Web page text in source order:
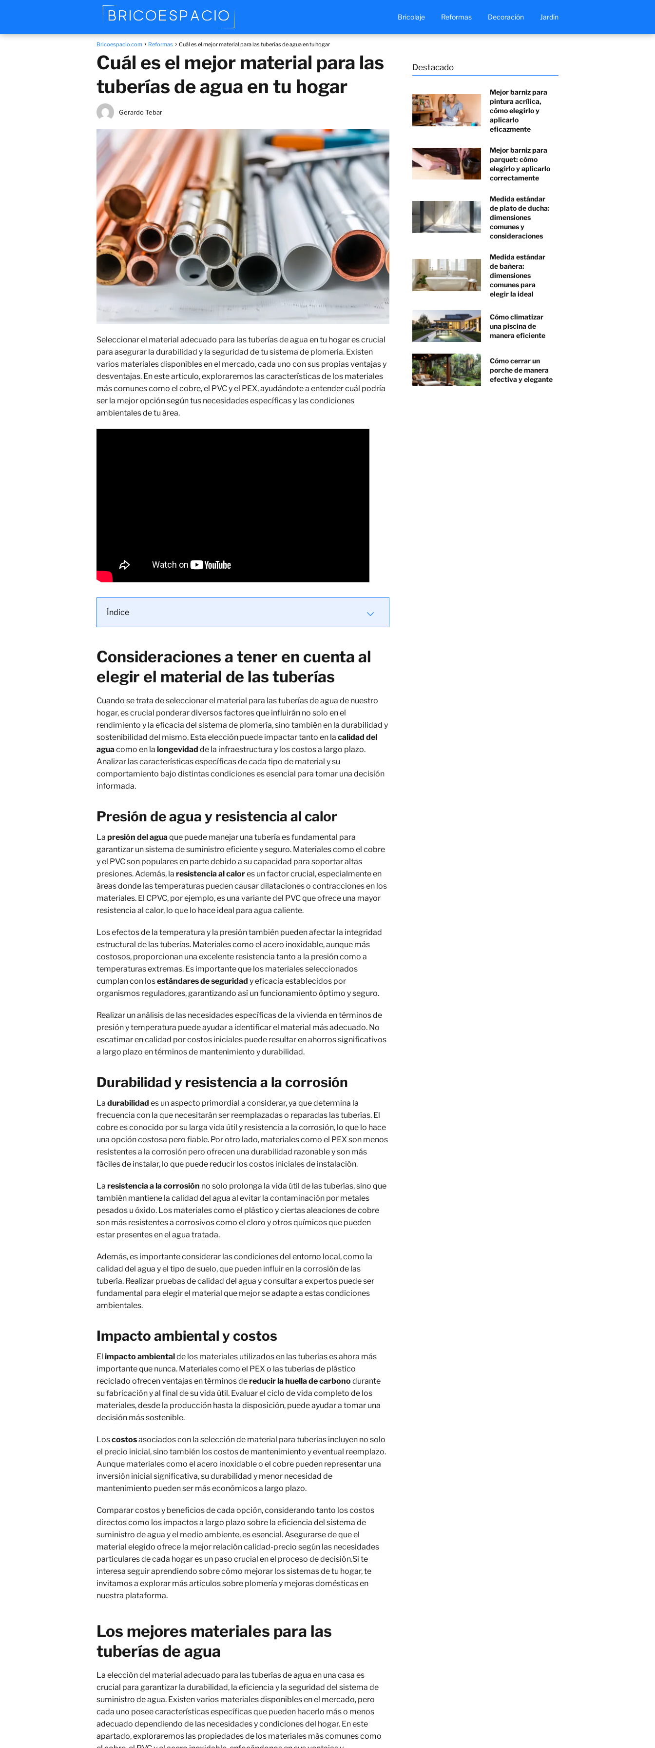
Bricolaje Reformas Decoración Jardín
Bricoespacio.com Reformas Cuál es el mejor material para las tuberías de agua en tu hogar
Cuál es el mejor material para las
tuberías de agua en tu hogar
Gerardo Tebar
Seleccionar el material adecuado para las tuberías de agua en tu hogar es crucial
para asegurar la durabilidad y la seguridad de tu sistema de plomería. Existen
varios materiales disponibles en el mercado, cada uno con sus propias ventajas y
desventajas. En este articulo, exploraremos las características de los materiales
más comunes como el cobre, el PVC y el PEX, ayudándote a entender cuál podría
ser la mejor opción según tus necesidades específicas y las condiciones
ambientales de tu área.
Índice
Consideraciones a tener en cuenta al
elegir el material de las tuberías
Cuando se trata de seleccionar el material para las tuberías de agua de nuestro
hogar, es crucial ponderar diversos factores que influirán no solo en el
rendimiento y la eficacia del sistema de plomería, sino también en la durabilidad y
sostenibilidad del mismo. Esta elección puede impactar tanto en la calidad del
aguacomo en la longevidad de la infraestructura y los costos a largo plazo.
Analizar las características específicas de cada tipo de material y su
comportamiento bajo distintas condiciones es esencial para tomar una decisión
informada.
Presión de agua y resistencia al calor
La presión del aguaque puede manejar una tubería es fundamental para
garantizar un sistema de suministro eficiente y seguro. Materiales como el cobre
y el PVC son populares en parte debido a su capacidad para soportar altas
presiones. Además, la resistencia al calores un factor crucial, especialmente en
áreas donde las temperaturas pueden causar dilataciones o contracciones en los
materiales. El CPVC, por ejemplo, es una variante del PVC que ofrece una mayor
resistencia al calor, lo que lo hace ideal para agua caliente.
Los efectos de la temperatura y la presión también pueden afectar la integridad
estructural de las tuberías. Materiales como el acero inoxidable, aunque más
costosos, proporcionan una excelente resistencia tanto a la presión como a
temperaturas extremas. Es importante que los materiales seleccionados
cumplan con losestándares de seguridad y eficacia establecidos por
organismos reguladores, garantizando así un funcionamiento óptimo y seguro.
Realizar un análisis de las necesidades específicas de la vivienda en términos de
presión y temperatura puede ayudar a identificar el material más adecuado. No
escatimar en calidad por costos iniciales puede resultar en ahorros significativos
a largo plazo en términos de mantenimiento y durabilidad.
Durabilidad y resistencia a la corrosión
La durabilidad es un aspecto primordial a considerar, ya que determina la
frecuencia con la que necesitarán ser reemplazadas o reparadas las tuberías. El
cobre es conocido por su larga vida útil y resistencia a la corrosión, lo que lo hace
una opción costosa pero fiable. Por otro lado, materiales como el PEX son menos
resistentes a la corrosión pero ofrecen una durabilidad razonable y son más
fáciles de instalar, lo que puede reducir los costos iniciales de instalación.
La resistencia a la corrosión no solo prolonga la vida útil de las tuberías, sino que
también mantiene la calidad del agua al evitar la contaminación por metales
pesados u óxido. Los materiales como el plástico y ciertas aleaciones de cobre
son más resistentes a corrosivos como el cloro y otros químicos que pueden
estar presentes en el agua tratada.
Además, es importante considerar las condiciones del entorno local, como la
calidad del agua y el tipo de suelo, que pueden influir en la corrosión de las
tubería. Realizar pruebas de calidad del agua y consultar a expertos puede ser
fundamental para elegir el material que mejor se adapte a estas condiciones
ambientales.
Impacto ambiental y costos
El impacto ambientalde los materiales utilizados en las tuberías es ahora más
importante que nunca. Materiales como el PEX o las tuberías de plástico
reciclado ofrecen ventajas en términos dereducir la huella de carbono durante
su fabricación y al final de su vida útil. Evaluar el ciclo de vida completo de los
materiales, desde la producción hasta la disposición, puede ayudar a tomar una
decisión más sostenible.
Loscostosasociados con la selección de material para tuberías incluyen no solo
el precio inicial, sino también los costos de mantenimiento y eventual reemplazo.
Aunque materiales como el acero inoxidable o el cobre pueden representar una
inversión inicial significativa, su durabilidad y menor necesidad de
mantenimiento pueden ser más económicos a largo plazo.
Comparar costos y beneficios de cada opción, considerando tanto los costos
directos como los impactos a largo plazo sobre la eficiencia del sistema de
suministro de agua y el medio ambiente, es esencial. Asegurarse de que el
material elegido ofrece la mejor relación calidad-precio según las necesidades
particulares de cada hogar es un paso crucial en el proceso de decisión.Si te
interesa seguir aprendiendo sobre cómo mejorar los sistemas de tu hogar, te
invitamos a explorar más artículos sobre plomería y mejoras domésticas en
nuestra plataforma.
Los mejores materiales para las
tuberías de agua
La elección del material adecuado para las tuberías de agua en una casa es
crucial para garantizar la durabilidad, la eficiencia y la seguridad del sistema de
suministro de agua. Existen varios materiales disponibles en el mercado, pero
cada uno posee características específicas que pueden hacerlo más o menos
adecuado dependiendo de las necesidades y condiciones del hogar. En este
apartado, exploraremos las propiedades de los materiales más comunes como
Destacado
Mejor barniz para
pintura acrílica,
cómo elegirlo y
aplicarlo
eficazmente
Mejor barniz para
parquet: cómo
elegirlo y aplicarlo
correctamente
Medida estándar
de plato de ducha:
dimensiones
comunes y
consideraciones
Medida estándar
de bañera:
dimensiones
comunes para
elegir la ideal
Cómo climatizar
una piscina de
manera eficiente
Cómo cerrar un
porche de manera
efectiva y elegante